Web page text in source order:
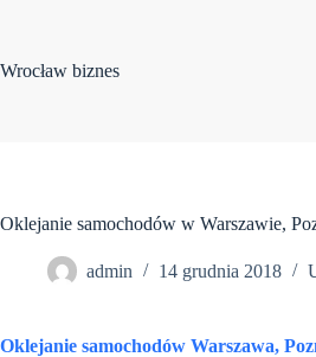
Wrocław biznes
Oklejanie samochodów w Warszawie,
admin 14 grudnia 2018
Oklejanie samochodów Warszawa,